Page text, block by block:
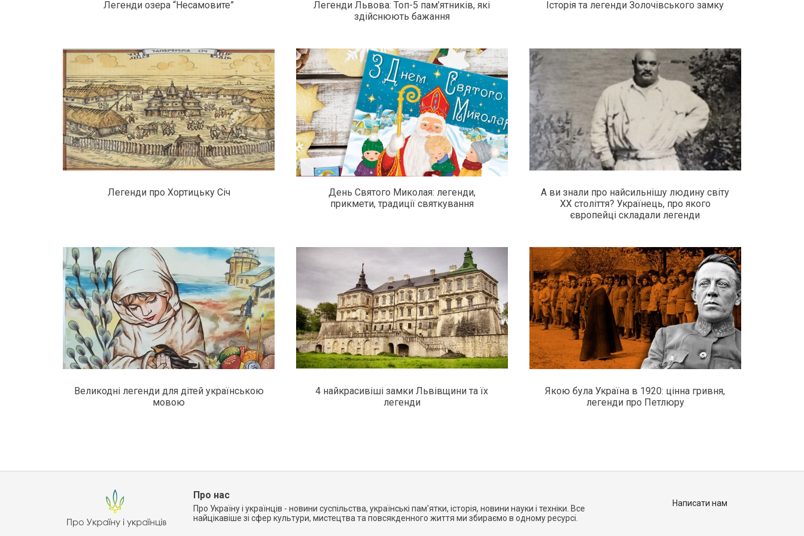
Легенди озера “Несамовите”
Легенди Львова: Топ-5 пам’ятників, які
здійснюють бажання
Історія та легенди Золочівського замку
Легенди про Хортицьку Січ
День Святого Миколая: легенди,
прикмети, традиції святкування
А ви знали про найсильнішу людину світу
XX століття? Українець, про якого
європейці складали легенди
Великодні легенди для дітей українською
мовою
4 найкрасивіші замки Львівщини та їх
легенди
Якою була Україна в 1920: цінна гривня,
легенди про Петлюру
Про нас
Про Україну і українців - новини суспільства, українські пам'ятки, історія, новини науки і техніки. Все
найцікавіше зі сфер культури, мистецтва та повсякденного життя ми збираємо в одному ресурсі.
Написати нам